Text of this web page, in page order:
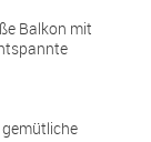
Balkon mit